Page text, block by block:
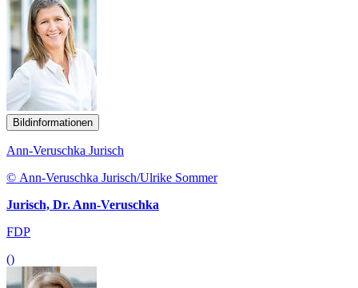
Bildinformationen
Ann-Veruschka Jurisch
© Ann-Veruschka Jurisch/Ulrike Sommer
Jurisch, Dr. Ann-Veruschka
FDP
()